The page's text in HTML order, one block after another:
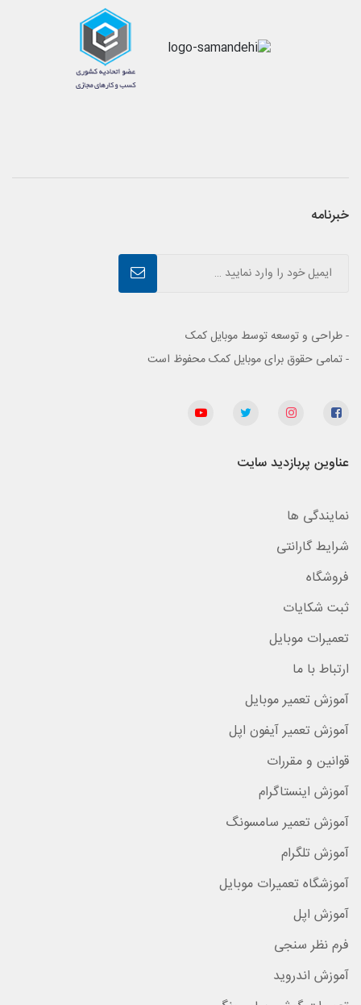
خبرنامه
- طراحی و توسعه توسط موبایل کمک
- تمامی حقوق برای موبایل کمک محفوظ است
عناوین پربازدید سایت
نمایندگی ها
شرایط گارانتی
فروشگاه
ثبت شکایات
تعمیرات موبایل
ارتباط با ما
آموزش تعمیر موبایل
آموزش تعمیر آیفون اپل
قوانین و مقررات
آموزش اینستاگرام
آموزش تعمیر سامسونگ
آموزش تلگرام
آموزشگاه تعمیرات موبایل
آموزش اپل
فرم نظر سنجی
آموزش اندروید